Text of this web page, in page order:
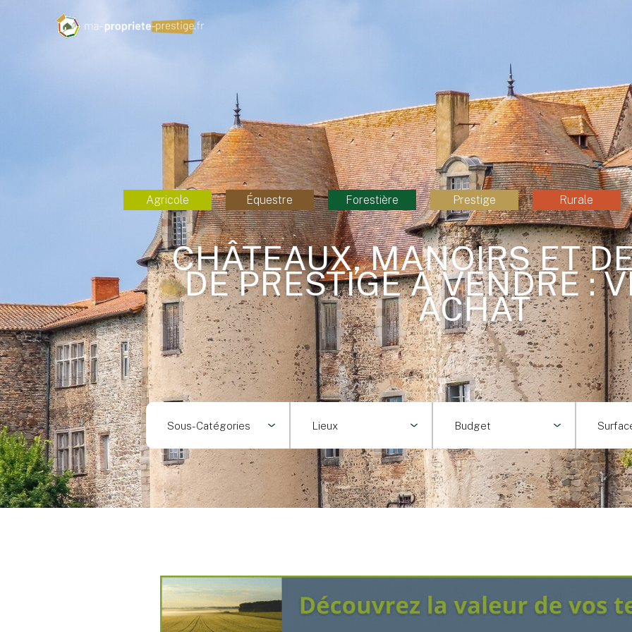
Agricole Équestre Forestière Prestige Rurale
CHÂTEAUX, MANOIRS ET
DE PRESTIGE À VENDRE :
ACHAT
Sous-Catégories Lieux Budget